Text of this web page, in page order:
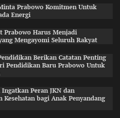
Prabowo Komitmen Untuk
Energi
Prabowo Harus Menjadi
Mengayomi Seluruh Rakyat
Berikan Catatan Penting
Pendidikan Baru Prabowo Untuk
Ingatkan Peran JKN dan
Kesehatan bagi Anak Penyandang